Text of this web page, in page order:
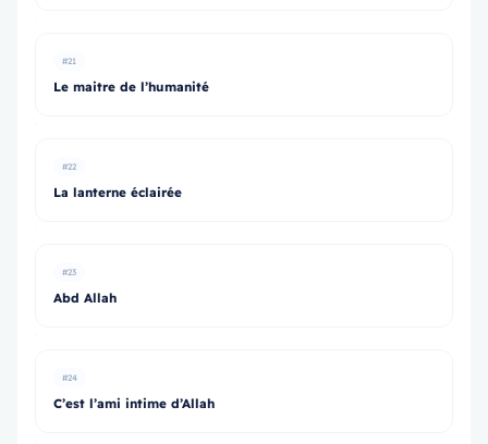
#21
Le maitre de l’humanité
#22
La lanterne éclairée
#23
Abd Allah
#24
C’est l’ami intime d’Allah